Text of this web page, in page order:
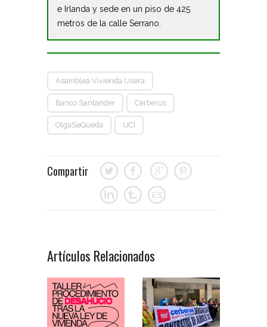
e Irlanda y sede en un piso de 425
metros de la calle Serrano.
Asamblea Vivienda Usera
Banco Santander Cerberus
OlgaSeQueda UCI
Compartir
Artículos Relacionados